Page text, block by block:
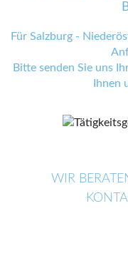
Für Salzburg -
Bitte senden Sie uns
Ihnen
WIR